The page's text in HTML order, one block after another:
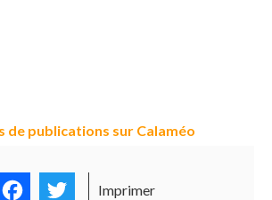
de publications sur Calaméo
FacebookTwitter
Imprimer